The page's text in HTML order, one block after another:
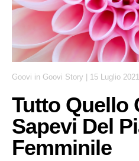
Goovi in Goovi Story 15 Luglio 2021
Tutto Quello
Sapevi Del
Femminile